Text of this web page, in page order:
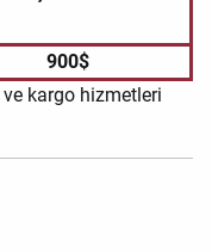
900$
ve kargo hizmetleri